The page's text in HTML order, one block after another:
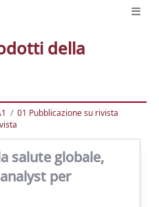
della
01 Pubblicazione su rivista
salute globale,
per